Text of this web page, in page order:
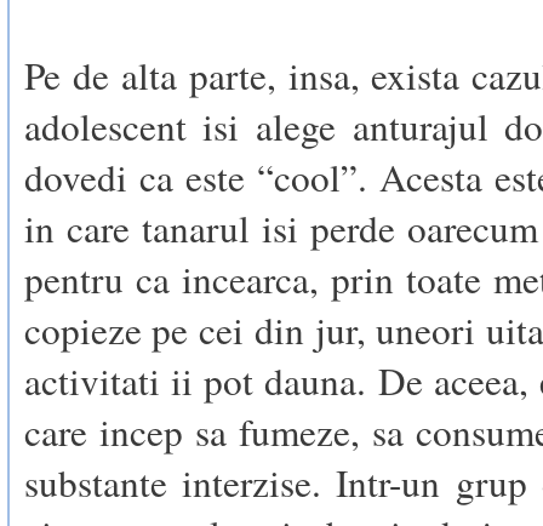
Pe de alta parte, insa, exista
adolescent isi alege anturajul
dovedi ca este “cool”. Acesta
in care tanarul isi perde
pentru ca incearca, prin toate
copieze pe cei din jur, uneori
activitati ii pot dauna. De
care incep sa fumeze, sa
substante interzise. Intr-un